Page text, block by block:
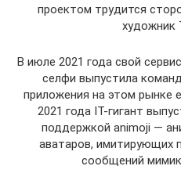
проектом трудится
художник
В июле 2021 года свой
селфи выпустила
приложения на этом рынке
2021 года IT-гигант
поддержкой animoji —
аватаров, имитирующих
сообщений